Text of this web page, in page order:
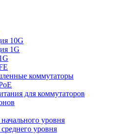
10G
1G
коммутаторы
для коммутаторов
уровня
уровня